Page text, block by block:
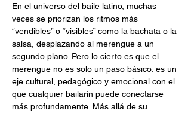
En el universo del baile latino, muchas
veces se priorizan los ritmos más
“vendibles” o “visibles” como la bachata o la
salsa, desplazando al merengue a un
segundo plano. Pero lo cierto es que el
merengue no es solo un paso básico: es un
eje cultural, pedagógico y emocional con el
que cualquier bailarín puede conectarse
más profundamente. Más allá de su